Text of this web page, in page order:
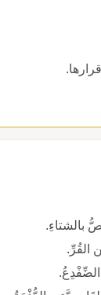
بالشتاءِ.
القُرِّ.